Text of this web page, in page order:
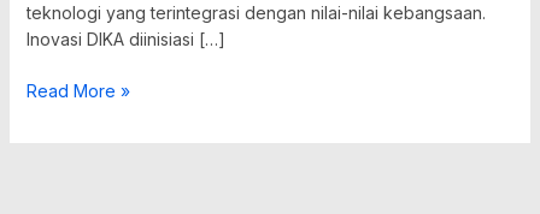
teknologi yang terintegrasi dengan nilai-nilai kebangsaan.
Inovasi DIKA diinisiasi […]
Read More »